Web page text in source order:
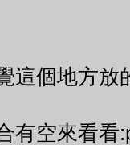
這個地方放
有空來看看